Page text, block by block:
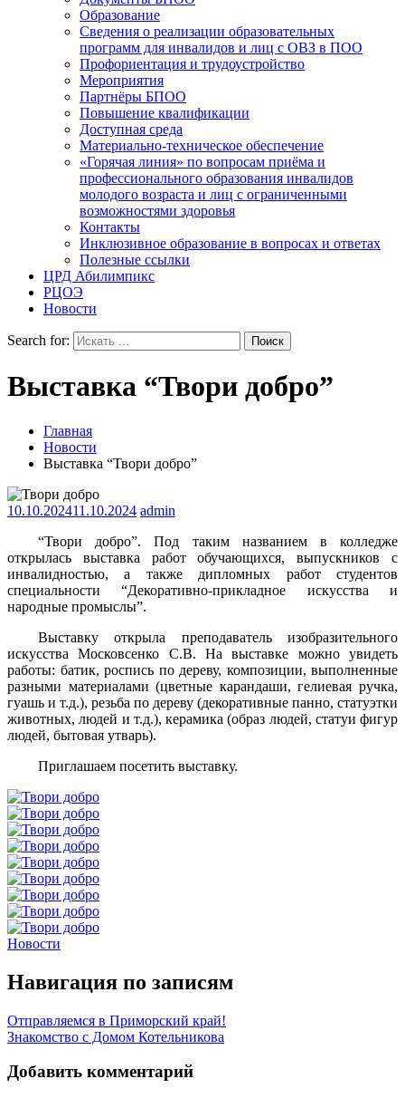
Образование
Сведения о реализации образовательных
программ для инвалидов и лиц с ОВЗ в ПОО
Профориентация и трудоустройство
Мероприятия
Партнёры БПОО
Повышение квалификации
Доступная среда
Материально-техническое обеспечение
«Горячая линия» по вопросам приёма и
профессионального образования инвалидов
молодого возраста и лиц с ограниченными
возможностями здоровья
Контакты
Инклюзивное образование в вопросах и ответах
Полезные ссылки
ЦРД Абилимпикс
РЦОЭ
Новости
Search for:
Выставка “Твори добро”
Главная
Новости
Выставка “Твори добро”
10.10.202411.10.2024 admin
“Твори добро”. Под таким названием в колледже
открылась выставка работ обучающихся, выпускников с
инвалидностью, а также дипломных работ студентов
специальности “Декоративно-прикладное искусства и
народные промыслы”.
Выставку открыла преподаватель изобразительного
искусства Московсенко С.В. На выставке можно увидеть
работы: батик, роспись по дереву, композиции, выполненные
разными материалами (цветные карандаши, гелиевая ручка,
гуашь и т.д.), резьба по дереву (декоративные панно, статуэтки
животных, людей и т.д.), керамика (образ людей, статуи фигур
людей, бытовая утварь).
Приглашаем посетить выставку.
Новости
Навигация по записям
Отправляемся в Приморский край!
Знакомство с Домом Котельникова
Добавить комментарий